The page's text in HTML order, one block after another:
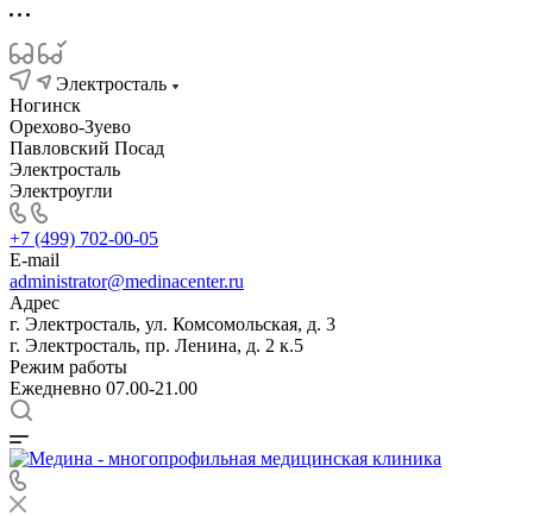
Электросталь
Ногинск
Орехово-Зуево
Павловский Посад
Электросталь
Электроугли
+7 (499) 702-00-05
E-mail
administrator@medinacenter.ru
Адрес
г. Электросталь, ул. Комсомольская, д. 3
г. Электросталь, пр. Ленина, д. 2 к.5
Режим работы
Ежедневно 07.00-21.00